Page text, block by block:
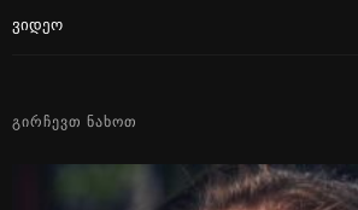
Ვიდეო
ᲒᲘᲠᲩᲔᲕᲗ ᲜᲐᲮᲝᲗ